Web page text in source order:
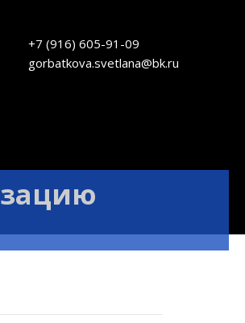
+7 (916) 605-91-09
gorbatkova.svetlana@bk.ru